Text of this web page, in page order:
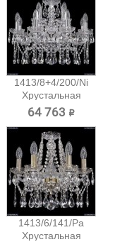
1413/8+4/200/Ni
Хрустальная
подвесная...
64 763 ₽
1413/6/141/Pa
Хрустальная